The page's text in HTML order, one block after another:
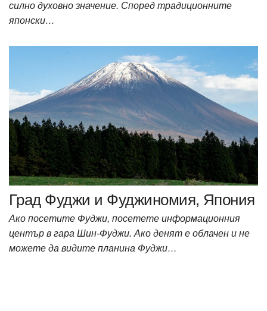
силно духовно значение. Според традиционните
японски…
Град Фуджи и Фуджиномия, Япония
Ако посетите Фуджи, посетете информационния
център в гара Шин-Фуджи. Ако денят е облачен и не
можете да видите планина Фуджи…